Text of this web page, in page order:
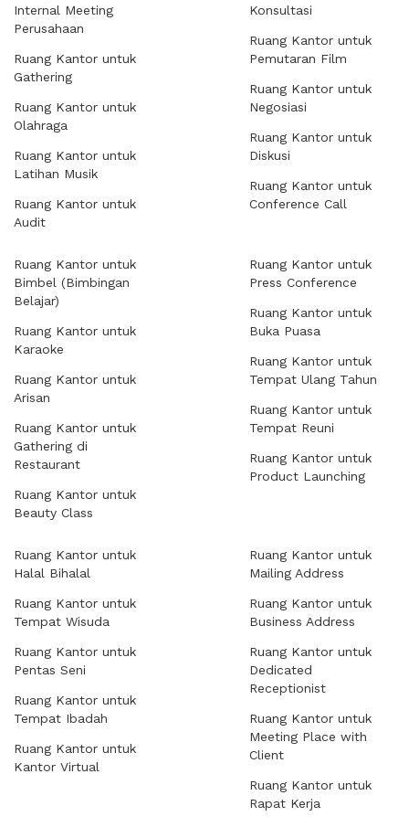
Internal Meeting
Perusahaan
Ruang Kantor untuk
Gathering
Ruang Kantor untuk
Olahraga
Ruang Kantor untuk
Latihan Musik
Ruang Kantor untuk
Audit
Konsultasi
Ruang Kantor untuk
Pemutaran Film
Ruang Kantor untuk
Negosiasi
Ruang Kantor untuk
Diskusi
Ruang Kantor untuk
Conference Call
Ruang Kantor untuk
Bimbel (Bimbingan
Belajar)
Ruang Kantor untuk
Karaoke
Ruang Kantor untuk
Arisan
Ruang Kantor untuk
Gathering di
Restaurant
Ruang Kantor untuk
Beauty Class
Ruang Kantor untuk
Press Conference
Ruang Kantor untuk
Buka Puasa
Ruang Kantor untuk
Tempat Ulang Tahun
Ruang Kantor untuk
Tempat Reuni
Ruang Kantor untuk
Product Launching
Ruang Kantor untuk
Halal Bihalal
Ruang Kantor untuk
Tempat Wisuda
Ruang Kantor untuk
Pentas Seni
Ruang Kantor untuk
Tempat Ibadah
Ruang Kantor untuk
Kantor Virtual
Ruang Kantor untuk
Mailing Address
Ruang Kantor untuk
Business Address
Ruang Kantor untuk
Dedicated
Receptionist
Ruang Kantor untuk
Meeting Place with
Client
Ruang Kantor untuk
Rapat Kerja